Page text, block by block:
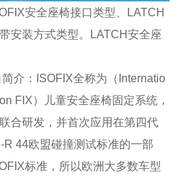
安全座椅接口类型、LATCH
安装方式类型。LATCH安全座
介：ISOFIX全称为（Internatio
FIX）儿童安全座椅固定系统，
合研发，并首次应用在第四代
44欧盟碰撞测试标准的一部
标准，所以欧洲大多数车型